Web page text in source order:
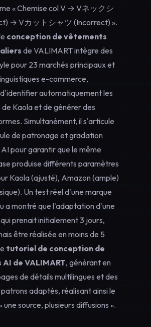
« Chemise col V → Vネックシ
→ Vカットシャツ (Incorrect) ».
conception de vêtements
de VALIMART intègre des
pour 23 marchés principaux et
e-commerce,
automatiquement les
Kaola et de générer des
Simultanément, il s'articule
de patronage et gradation
pour garantir que le même
produise différents paramètres
Kaola (ajusté), Amazon (ample)
Un test réel d'une marque
a montré que l'adaptation d'une
prenait initialement 3 jours,
être réalisée en moins de 5
tutoriel de conception de
de VALIMART, générant en
de détails multilingues et des
adaptés, réalisant ainsi le
une source, plusieurs diffusions ».